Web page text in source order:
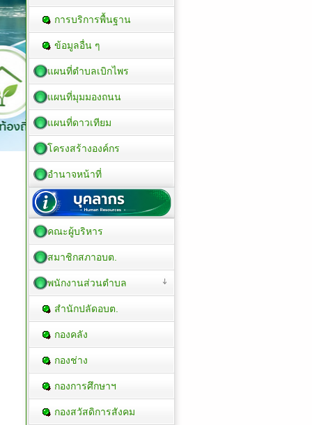
การบริการพื้นฐาน
ข้อมูลอื่น ๆ
แผนที่ตำบลเบิกไพร
แผนที่มุมมองถนน
แผนที่ดาวเทียม
โครงสร้างองค์กร
อำนาจหน้าที่
คณะผู้บริหาร
สมาชิกสภาอบต.
พนักงานส่วนตำบล
สำนักปลัดอบต.
กองคลัง
กองช่าง
กองการศึกษาฯ
กองสวัสดิการสังคม